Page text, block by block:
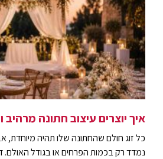
איך יוצרים עיצוב חתונה מרהיב
כל זוג חולם שהחתונה שלו תהיה מיוחדת,
נמדד רק בכמות הפרחים או בגודל האולם.